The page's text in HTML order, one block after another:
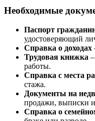
Необходимые
Паспорт
удостоверяющий
Справка о доходах
Трудовая книжка
работы.
Справка с места
стажа.
Документы на
продажи, выписки
Справка о